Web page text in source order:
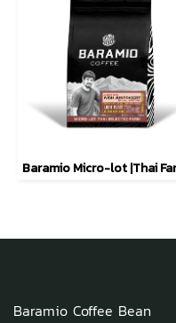
Baramio Coffee Bean